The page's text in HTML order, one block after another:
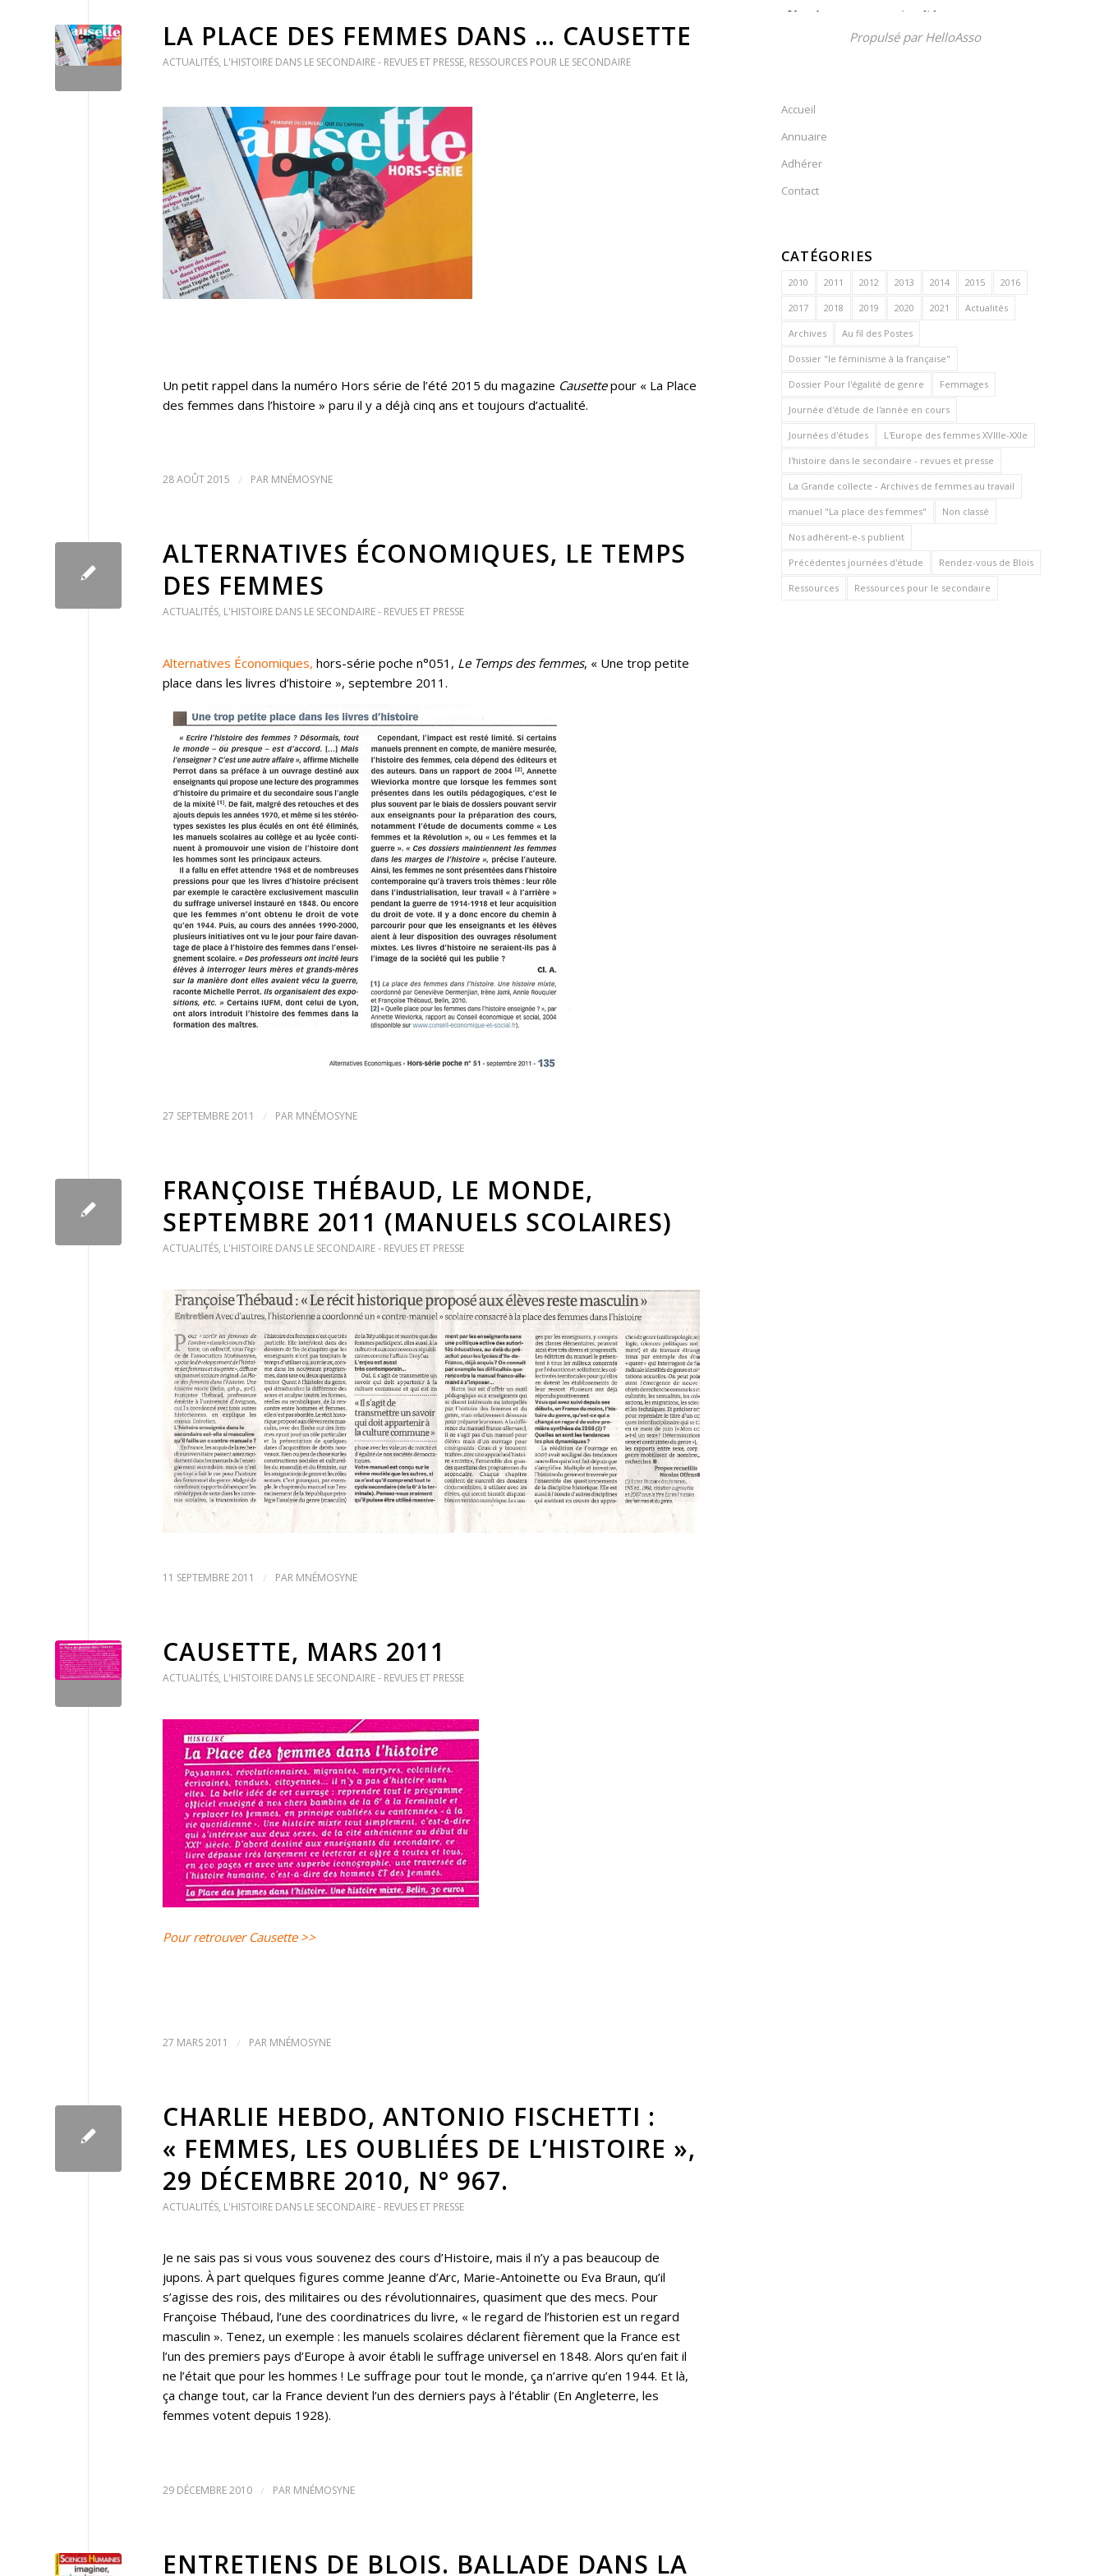
LA PLACE DES FEMMES DANS … CAUSETTE
ACTUALITÉS, L'HISTOIRE DANS LE SECONDAIRE - REVUES ET PRESSE, RESSOURCES POUR LE SECONDAIRE
Un petit rappel dans la numéro Hors série de l’été 2015 du magazine Causettepour « La Place
des femmes dans l’histoire » paru il y a déjà cinq ans et toujours d’actualité.
28 AOÛT 2015 / PAR MNÉMOSYNE
ALTERNATIVES ÉCONOMIQUES, LE TEMPS
DES FEMMES
ACTUALITÉS, L'HISTOIRE DANS LE SECONDAIRE - REVUES ET PRESSE
Alternatives Économiques, hors-série poche n°051, Le Temps des femmes, « Une trop petite
place dans les livres d’histoire », septembre 2011.
27 SEPTEMBRE 2011 / PAR MNÉMOSYNE
FRANÇOISE THÉBAUD, LE MONDE,
SEPTEMBRE 2011 (MANUELS SCOLAIRES)
ACTUALITÉS, L'HISTOIRE DANS LE SECONDAIRE - REVUES ET PRESSE
11 SEPTEMBRE 2011 / PAR MNÉMOSYNE
CAUSETTE, MARS 2011
ACTUALITÉS, L'HISTOIRE DANS LE SECONDAIRE - REVUES ET PRESSE
Pour retrouver Causette >>
27 MARS 2011 / PAR MNÉMOSYNE
CHARLIE HEBDO, ANTONIO FISCHETTI :
« FEMMES, LES OUBLIÉES DE L’HISTOIRE »,
29 DÉCEMBRE 2010, N° 967.
ACTUALITÉS, L'HISTOIRE DANS LE SECONDAIRE - REVUES ET PRESSE
Je ne sais pas si vous vous souvenez des cours d’Histoire, mais il n’y a pas beaucoup de
jupons. À part quelques figures comme Jeanne d’Arc, Marie-Antoinette ou Eva Braun, qu’il
s’agisse des rois, des militaires ou des révolutionnaires, quasiment que des mecs. Pour
Françoise Thébaud, l’une des coordinatrices du livre, « le regard de l’historien est un regard
masculin ». Tenez, un exemple : les manuels scolaires déclarent fièrement que la France est
l’un des premiers pays d’Europe à avoir établi le suffrage universel en 1848. Alors qu’en fait il
ne l’était que pour les hommes ! Le suffrage pour tout le monde, ça n’arrive qu’en 1944. Et là,
ça change tout, car la France devient l’un des derniers pays à l’établir (En Angleterre, les
femmes votent depuis 1928).
29 DÉCEMBRE 2010 / PAR MNÉMOSYNE
ENTRETIENS DE BLOIS. BALLADE DANS LA
Propulsé par HelloAsso
Accueil
Annuaire
Adhérer
Contact
CATÉGORIES
2010 2011 2012 2013 2014 2015 2016
2017 2018 2019 2020 2021 Actualités
Archives Au fil des Postes
Dossier "le féminisme à la française"
Dossier Pour l'égalité de genre Femmages
Journée d'étude de l'année en cours
Journées d'études L'Europe des femmes XVIIIe-XXIe
l'histoire dans le secondaire - revues et presse
La Grande collecte - Archives de femmes au travail
manuel "La place des femmes" Non classé
Nos adhérent-e-s publient
Précédentes journées d'étude Rendez-vous de Blois
Ressources Ressources pour le secondaire